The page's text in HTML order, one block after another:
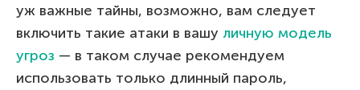
уж важные тайны, возможно, вам следует
включить такие атаки в вашу личную модель
угроз — в таком случае рекомендуем
использовать только длинный пароль,